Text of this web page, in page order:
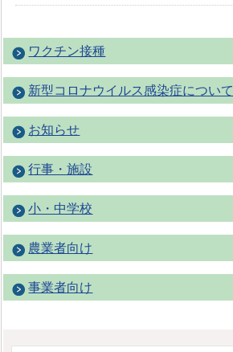
ワクチン接種
新型コロナウイルス感染症について
お知らせ
行事・施設
小・中学校
農業者向け
事業者向け